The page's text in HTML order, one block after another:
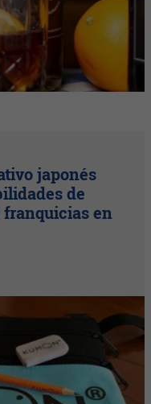
japonés
de
franquicias en